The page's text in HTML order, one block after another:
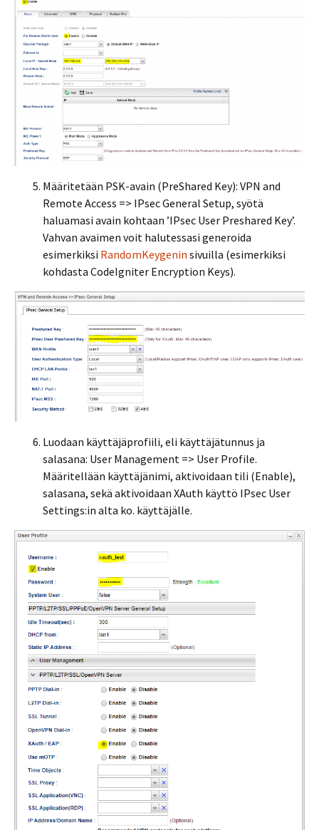
Määritetään PSK-avain (PreShared Key): VPN and
Remote Access => IPsec General Setup, syötä
haluamasi avain kohtaan ’IPsec User Preshared Key’.
Vahvan avaimen voit halutessasi generoida
esimerkiksi RandomKeygenin sivuilla (esimerkiksi
kohdasta CodeIgniter Encryption Keys).
Luodaan käyttäjäprofiili, eli käyttäjätunnus ja
salasana: User Management => User Profile.
Määritellään käyttäjänimi, aktivoidaan tili (Enable),
salasana, sekä aktivoidaan XAuth käyttö IPsec User
Settings:in alta ko. käyttäjälle.